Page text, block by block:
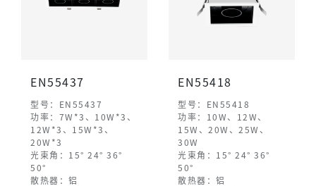
EN55437
型号：EN55437
功率：7W*3、10W*3、
12W*3、15W*3、
20W*3
光束角：15° 24° 36°
50°
散热器：铝
EN55418
型号：EN55418
功率：10W、12W、
15W、20W、25W、
30W
光束角：15° 24° 36°
50°
散热器：铝